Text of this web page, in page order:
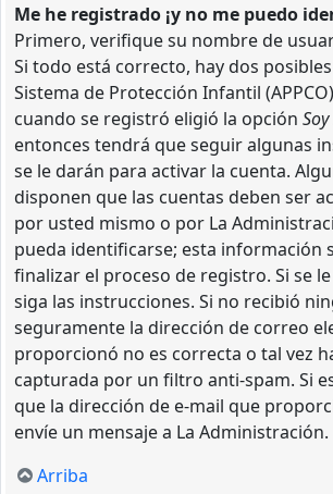
Me he registrado ¡y no me puedo
Primero, verifique su nombre de
Si todo está correcto, hay dos
Sistema de Protección Infantil
cuando se registró eligió la opción
entonces tendrá que seguir algunas
se le darán para activar la cuenta.
disponen que las cuentas deben ser
por usted mismo o por La
pueda identificarse; esta información
finalizar el proceso de registro. Si se
siga las instrucciones. Si no recibió
seguramente la dirección de correo
proporcionó no es correcta o tal vez
capturada por un filtro anti-spam. Si
que la dirección de e-mail que
envíe un mensaje a La Administración.
Arriba